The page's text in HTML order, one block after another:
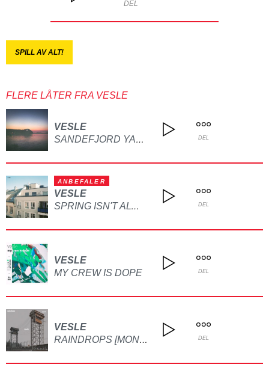
DEL
SPILL AV ALT!
FLERE LÅTER FRA VESLE
VESLE
SANDEFJORD YACHT CLUB DEL
ANBEFALER
VESLE
SPRING ISN'T ALWAYS BRIGHT DEL
VESLE
MY CREW IS DOPE
DEL
VESLE
RAINDROPS [MONOTOWN EP - DUSTCOLLECTORS RECORDS] DEL